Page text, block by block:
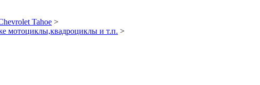
Tahoe >
мотоциклы,квадроциклы и т.п. >